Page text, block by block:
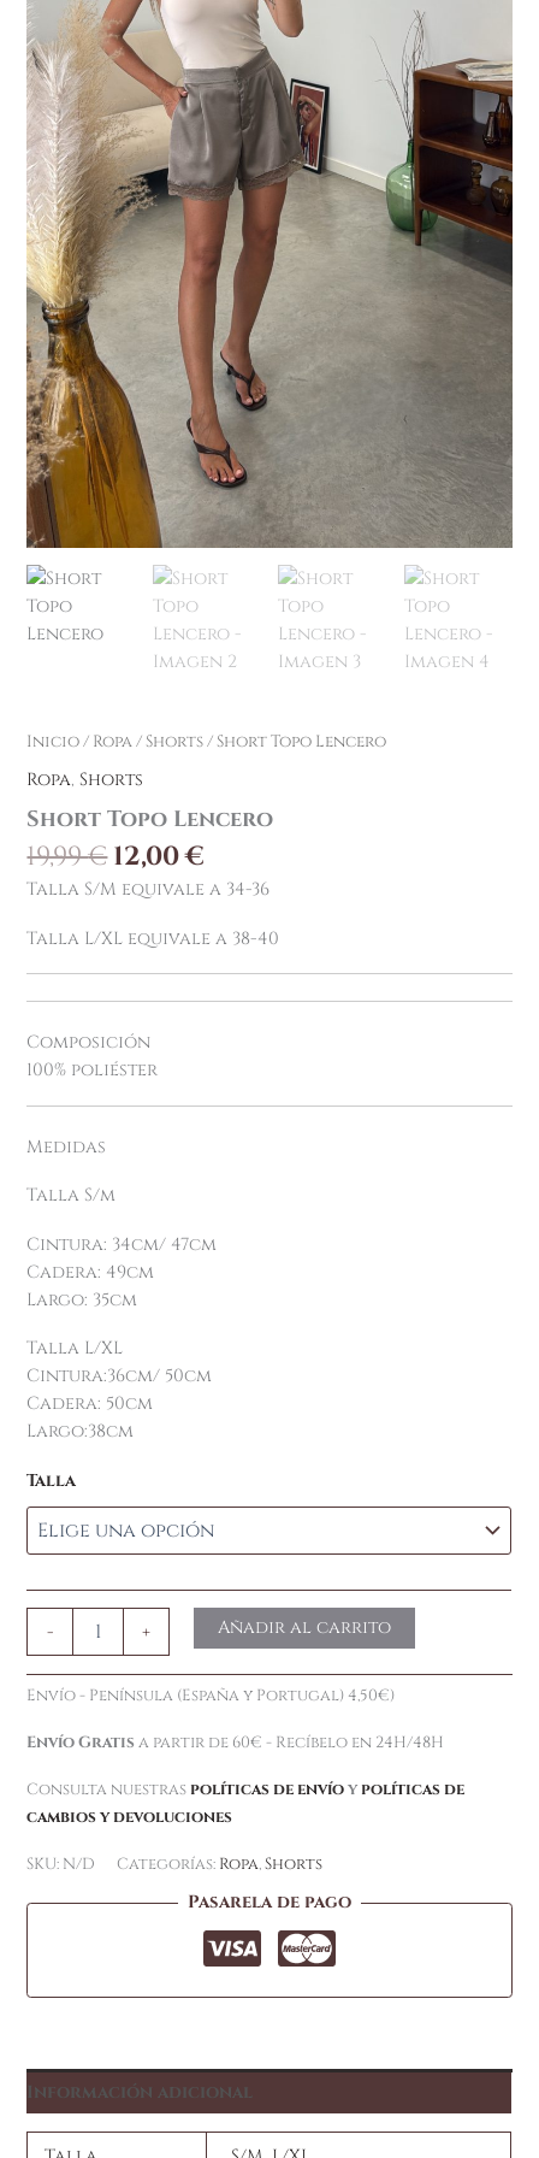
Inicio/ Ropa/Shorts/ Short Topo Lencero
Ropa,Shorts
Short Topo Lencero
19,99€12,00€
Talla S/M equivale a 34-36
Talla L/XL equivale a 38-40
Composición
100% poliéster
Medidas
Talla S/m
Cintura: 34cm/ 47cm
Cadera: 49cm
Largo: 35cm
Talla L/XL
Cintura:36cm/ 50cm
Cadera: 50cm
Largo:38cm
Talla
- + Añadir al carrito
Envío - Península (España y Portugal) 4,50€)
Envío Gratis a partir de 60€ - Recíbelo en 24H/48H
Consulta nuestras políticas de envíoy políticas de
cambios y devoluciones
SKU: N/D Categorías: Ropa,Shorts
Pasarela de pago
Información adicional